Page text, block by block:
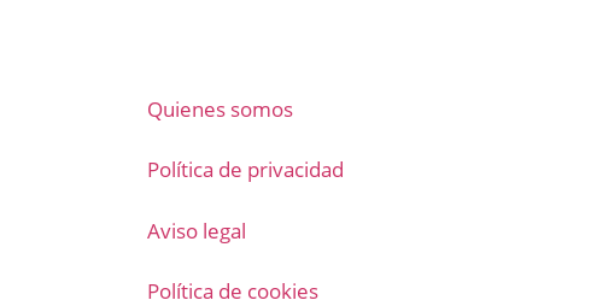
Quienes somos
Política de privacidad
Aviso legal
Política de cookies